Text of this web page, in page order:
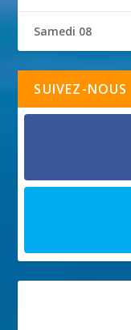
Samedi 08
SUIVEZ-NOUS